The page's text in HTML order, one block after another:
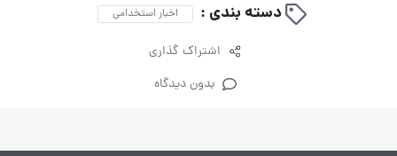
دسته بندی : اخبار استخدامی
اشتراک گذاری
بدون دیدگاه